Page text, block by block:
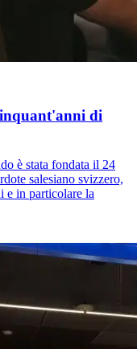
di
è stata fondata il 24
salesiano svizzero,
e in particolare la